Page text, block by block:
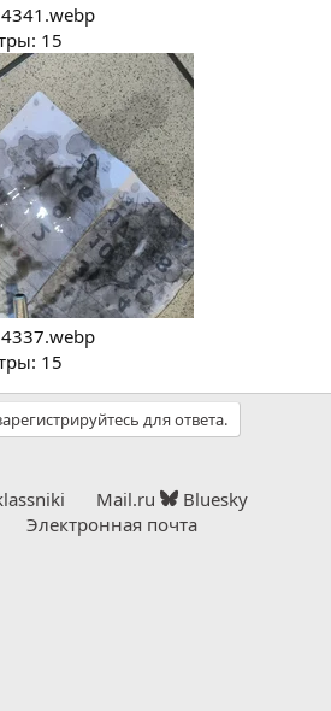
15
15
для ответа.
Mail.ru
Bluesky
Электронная почта